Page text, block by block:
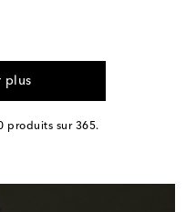
plus
produits sur 365.